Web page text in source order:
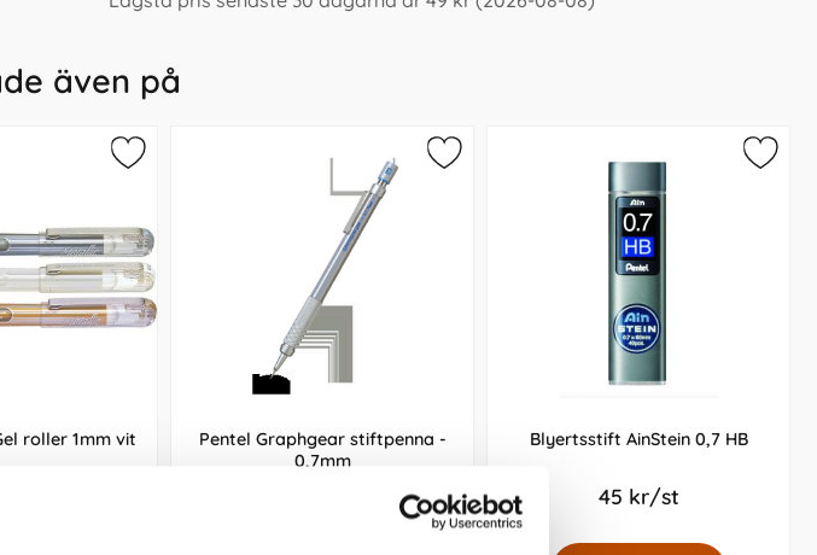
även på
roller 1mm vit
Pentel Graphgear stiftpenna -
0,7mm
Blyertsstift AinStein 0,7 HB
45 kr/st